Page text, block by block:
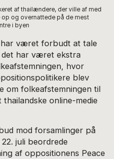
af thailændere, der ville af med
og overnattede på de mest
i byen
har været forbudt at tale
det har været ekstra
hvor
blev
om folkeafstemningen til
online-medie
mod forsamlinger på
juli beordrede
af oppositionens Peace